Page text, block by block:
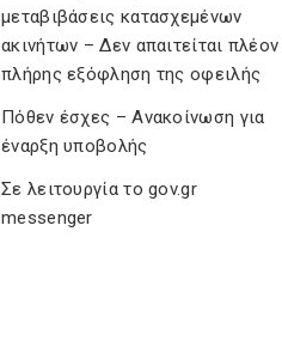
μεταβιβάσεις κατασχεμένων
ακινήτων – Δεν απαιτείται πλέον
πλήρης εξόφληση της οφειλής
Πόθεν έσχες – Ανακοίνωση για
έναρξη υποβολής
Σε λειτουργία το gov.gr
messenger